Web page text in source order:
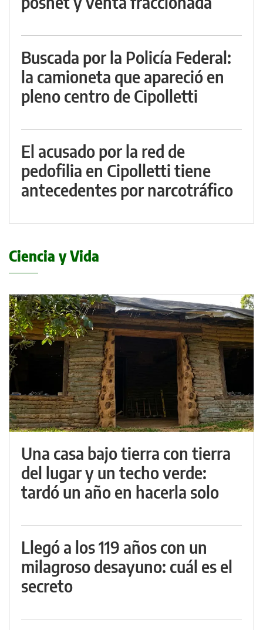
Buscada por la Policía Federal:
la camioneta que apareció en
pleno centro de Cipolletti
El acusado por la red de
pedofilia en Cipolletti tiene
antecedentes por narcotráfico
Ciencia y Vida
Una casa bajo tierra con tierra
del lugar y un techo verde:
tardó un año en hacerla solo
Llegó a los 119 años con un
milagroso desayuno: cuál es el
secreto